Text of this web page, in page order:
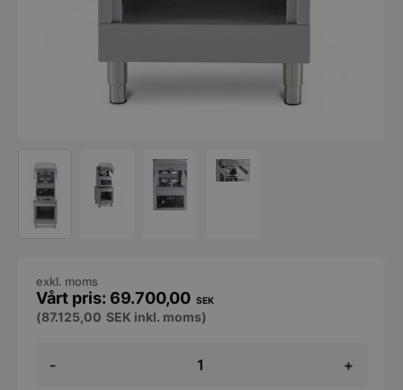
-
OEM
+
69.700,00 SEK
exkl. moms
(87.125,00 SEK inkl. moms)